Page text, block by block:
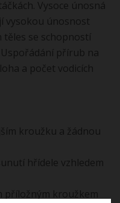
Vysoce únosná
vysokou únosnost
těles se schopností
přírub na
a počet vodicích
kroužku a žádnou
hřídele vzhledem
příložným kroužkem